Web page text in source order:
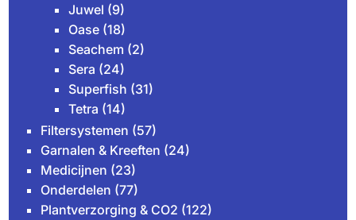
Juwel (9)
Oase (18)
Seachem (2)
Sera (24)
Superfish (31)
Tetra (14)
Filtersystemen (57)
Garnalen & Kreeften (24)
Medicijnen (23)
Onderdelen (77)
Plantverzorging & CO2 (122)